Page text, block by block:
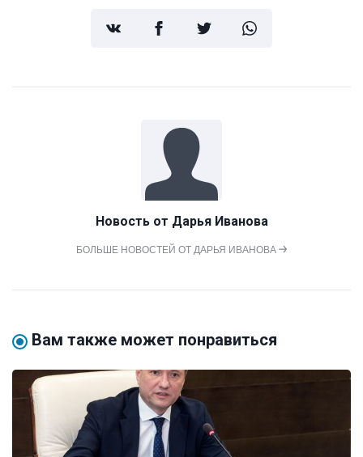
Новость от Дарья Иванова
БОЛЬШЕ НОВОСТЕЙ ОТ ДАРЬЯ ИВАНОВА
Вам также может понравиться